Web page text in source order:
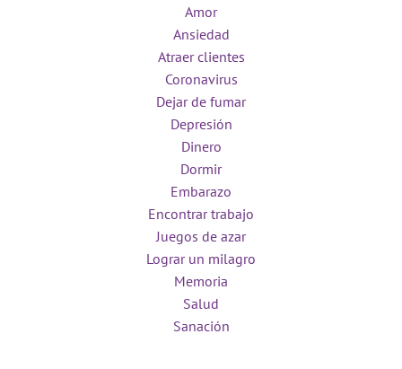
Amor
Ansiedad
Atraer clientes
Coronavirus
Dejar de fumar
Depresión
Dinero
Dormir
Embarazo
Encontrar trabajo
Juegos de azar
Lograr un milagro
Memoria
Salud
Sanación